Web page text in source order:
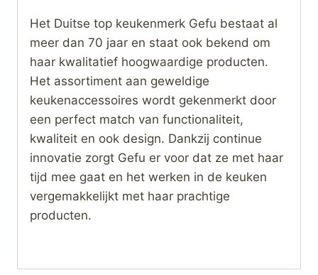
Het Duitse top keukenmerk Gefu bestaat al
meer dan 70 jaar en staat ook bekend om
haar kwalitatief hoogwaardige producten.
Het assortiment aan geweldige
keukenaccessoires wordt gekenmerkt door
een perfect match van functionaliteit,
kwaliteit en ook design. Dankzij continue
innovatie zorgt Gefu er voor dat ze met haar
tijd mee gaat en het werken in de keuken
vergemakkelijkt met haar prachtige
producten.